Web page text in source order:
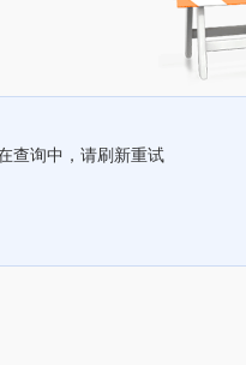
查询中，请刷新重试